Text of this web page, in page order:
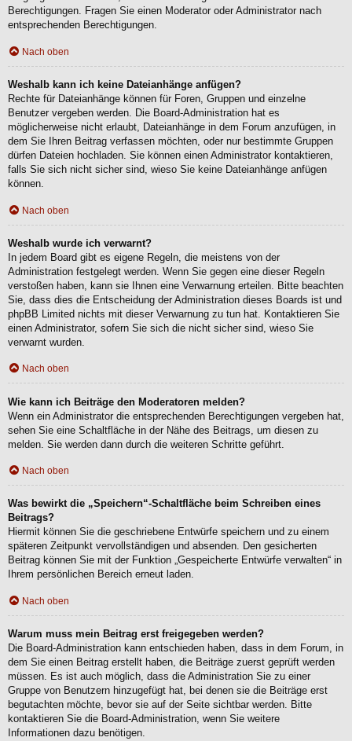
Berechtigungen. Fragen Sie einen Moderator oder Administrator nach
entsprechenden Berechtigungen.
Nach oben
Weshalb kann ich keine Dateianhänge anfügen?
Rechte für Dateianhänge können für Foren, Gruppen und einzelne
Benutzer vergeben werden. Die Board-Administration hat es
möglicherweise nicht erlaubt, Dateianhänge in dem Forum anzufügen, in
dem Sie Ihren Beitrag verfassen möchten, oder nur bestimmte Gruppen
dürfen Dateien hochladen. Sie können einen Administrator kontaktieren,
falls Sie sich nicht sicher sind, wieso Sie keine Dateianhänge anfügen
können.
Nach oben
Weshalb wurde ich verwarnt?
In jedem Board gibt es eigene Regeln, die meistens von der
Administration festgelegt werden. Wenn Sie gegen eine dieser Regeln
verstoßen haben, kann sie Ihnen eine Verwarnung erteilen. Bitte beachten
Sie, dass dies die Entscheidung der Administration dieses Boards ist und
phpBB Limited nichts mit dieser Verwarnung zu tun hat. Kontaktieren Sie
einen Administrator, sofern Sie sich die nicht sicher sind, wieso Sie
verwarnt wurden.
Nach oben
Wie kann ich Beiträge den Moderatoren melden?
Wenn ein Administrator die entsprechenden Berechtigungen vergeben hat,
sehen Sie eine Schaltfläche in der Nähe des Beitrags, um diesen zu
melden. Sie werden dann durch die weiteren Schritte geführt.
Nach oben
Was bewirkt die „Speichern“-Schaltfläche beim Schreiben eines
Beitrags?
Hiermit können Sie die geschriebene Entwürfe speichern und zu einem
späteren Zeitpunkt vervollständigen und absenden. Den gesicherten
Beitrag können Sie mit der Funktion „Gespeicherte Entwürfe verwalten“ in
Ihrem persönlichen Bereich erneut laden.
Nach oben
Warum muss mein Beitrag erst freigegeben werden?
Die Board-Administration kann entschieden haben, dass in dem Forum, in
dem Sie einen Beitrag erstellt haben, die Beiträge zuerst geprüft werden
müssen. Es ist auch möglich, dass die Administration Sie zu einer
Gruppe von Benutzern hinzugefügt hat, bei denen sie die Beiträge erst
begutachten möchte, bevor sie auf der Seite sichtbar werden. Bitte
kontaktieren Sie die Board-Administration, wenn Sie weitere
Informationen dazu benötigen.